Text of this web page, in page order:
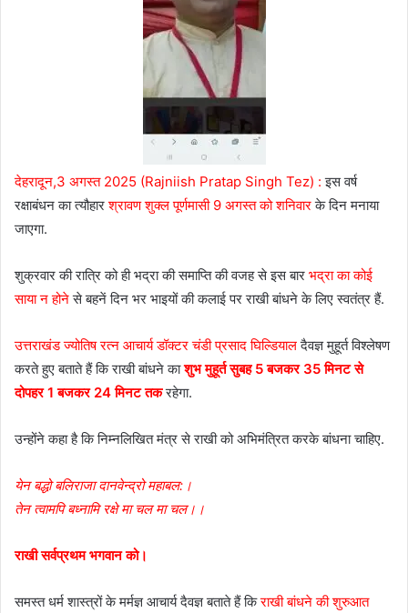
देहरादून,3 अगस्त 2025 (Rajniish Pratap Singh Tez) : इस वर्ष
रक्षाबंधन का त्यौहारश्रावण शुक्ल पूर्णमासी 9 अगस्त को शनिवारके दिन मनाया
जाएगा.
शुक्रवार की रात्रि को ही भद्रा की समाप्ति की वजह से इस बार भद्रा का कोई
साया न होनेसे बहनें दिन भर भाइयों की कलाई पर राखी बांधने के लिए स्वतंत्र हैं.
उत्तराखंड ज्योतिष रत्न आचार्य डॉक्टर चंडी प्रसाद घिल्डियालदैवज्ञ मुहूर्त विश्लेषण
करते हुए बताते हैं कि राखी बांधने काशुभ मुहूर्त सुबह 5 बजकर 35 मिनट से
दोपहर 1 बजकर 24 मिनट तकरहेगा.
उन्होंने कहा है कि निम्नलिखित मंत्र से राखी को अभिमंत्रित करके बांधना चाहिए.
येन बद्धो बलिराजा दानवेन्द्रो महाबल:।
तेन त्वामपि बध्नामि रक्षे मा चल मा चल।।
राखी सर्वप्रथम भगवान को।
समस्त धर्म शास्त्रों के मर्मज्ञ आचार्य दैवज्ञ बताते हैं किराखी बांधने की शुरुआत